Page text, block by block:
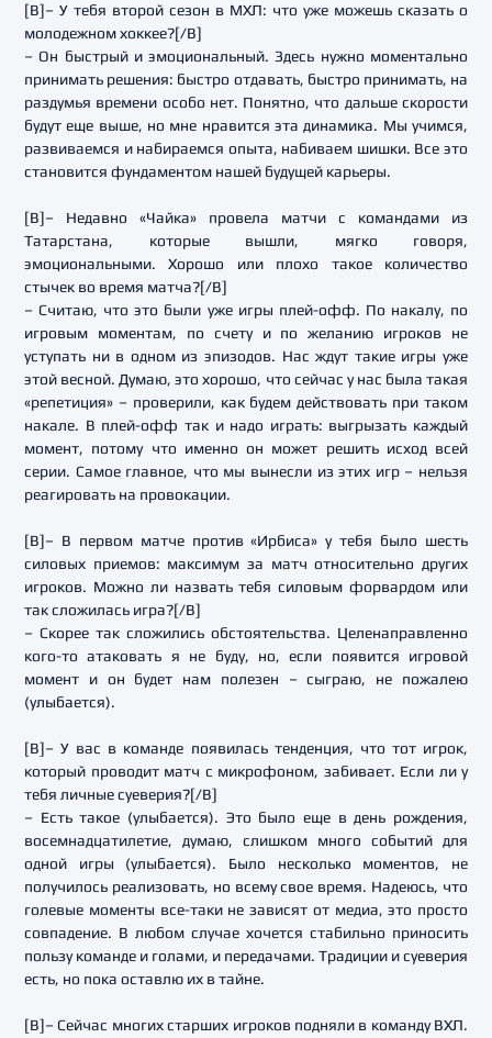
[B]– У тебя второй сезон в МХЛ: что уже можешь сказать о
молодежном хоккее?[/B]
– Он быстрый и эмоциональный. Здесь нужно моментально
принимать решения: быстро отдавать, быстро принимать, на
раздумья времени особо нет. Понятно, что дальше скорости
будут еще выше, но мне нравится эта динамика. Мы учимся,
развиваемся и набираемся опыта, набиваем шишки. Все это
становится фундаментом нашей будущей карьеры.
[B]– Недавно «Чайка» провела матчи с командами из
Татарстана, которые вышли, мягко говоря,
эмоциональными. Хорошо или плохо такое количество
стычек во время матча?[/B]
– Считаю, что это были уже игры плей-офф. По накалу, по
игровым моментам, по счету и по желанию игроков не
уступать ни в одном из эпизодов. Нас ждут такие игры уже
этой весной. Думаю, это хорошо, что сейчас у нас была такая
«репетиция» – проверили, как будем действовать при таком
накале. В плей-офф так и надо играть: выгрызать каждый
момент, потому что именно он может решить исход всей
серии. Самое главное, что мы вынесли из этих игр – нельзя
реагировать на провокации.
[B]– В первом матче против «Ирбиса» у тебя было шесть
силовых приемов: максимум за матч относительно других
игроков. Можно ли назвать тебя силовым форвардом или
так сложилась игра?[/B]
– Скорее так сложились обстоятельства. Целенаправленно
кого-то атаковать я не буду, но, если появится игровой
момент и он будет нам полезен – сыграю, не пожалею
(улыбается).
[B]– У вас в команде появилась тенденция, что тот игрок,
который проводит матч с микрофоном, забивает. Если ли у
тебя личные суеверия?[/B]
– Есть такое (улыбается). Это было еще в день рождения,
восемнадцатилетие, думаю, слишком много событий для
одной игры (улыбается). Было несколько моментов, не
получилось реализовать, но всему свое время. Надеюсь, что
голевые моменты все-таки не зависят от медиа, это просто
совпадение. В любом случае хочется стабильно приносить
пользу команде и голами, и передачами. Традиции и суеверия
есть, но пока оставлю их в тайне.
[B]– Сейчас многих старших игроков подняли в команду ВХЛ.